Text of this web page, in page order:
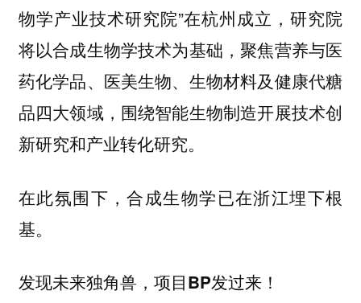
物学产业技术研究院”在杭州成立，研究院
将以合成生物学技术为基础，聚焦营养与医
药化学品、医美生物、生物材料及健康代糖
品四大领域，围绕智能生物制造开展技术创
新研究和产业转化研究。
在此氛围下，合成生物学已在浙江埋下根
基。
发现未来独角兽，项目BP发过来！